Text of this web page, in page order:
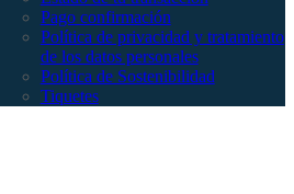
Pago confirmación
Política de privacidad y tratamiento
de los datos personales
Política de Sostenibilidad
Tiquetes